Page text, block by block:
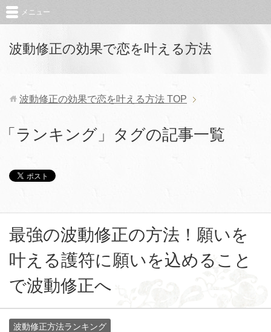
波動修正の効果で恋を叶える方法
メニュー
波動修正の効果で恋を叶える方法 TOP
「ランキング」タグの記事一覧
最強の波動修正の方法！願いを
叶える護符に願いを込めること
で波動修正へ
波動修正方法ランキング